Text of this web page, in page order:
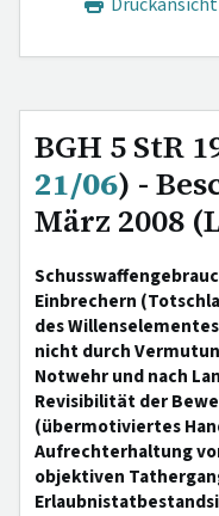
BGH 5 StR
21/06) -
März 2008
Einbrechern
des
nicht durch
Notwehr und nach
Revisibilität der
(übermotiviertes
Aufrechterhaltung
objektiven